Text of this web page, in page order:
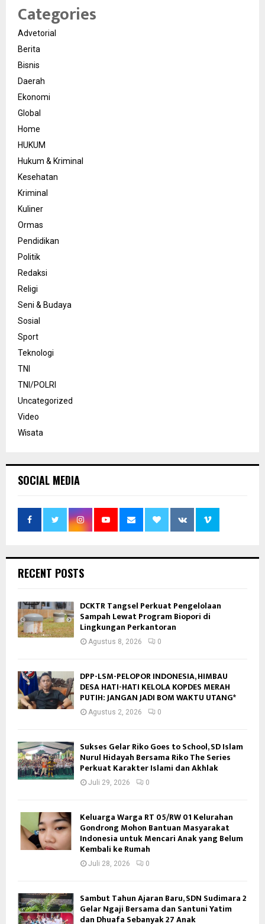
Categories
Advetorial
Berita
Bisnis
Daerah
Ekonomi
Global
Home
HUKUM
Hukum & Kriminal
Kesehatan
Kriminal
Kuliner
Ormas
Pendidikan
Politik
Redaksi
Religi
Seni & Budaya
Sosial
Sport
Teknologi
TNI
TNI/POLRI
Uncategorized
Video
Wisata
SOCIAL MEDIA
RECENT POSTS
DCKTR Tangsel Perkuat Pengelolaan
Sampah Lewat Program Biopori di
Lingkungan Perkantoran
Agustus 8, 2026 0
DPP-LSM-PELOPOR INDONESIA, HIMBAU
DESA HATI-HATI KELOLA KOPDES MERAH
PUTIH: JANGAN JADI BOM WAKTU UTANG*
Agustus 2, 2026 0
Sukses Gelar Riko Goes to School, SD Islam
Nurul Hidayah Bersama Riko The Series
Perkuat Karakter Islami dan Akhlak
Juli 29, 2026 0
Keluarga Warga RT 05/RW 01 Kelurahan
Gondrong Mohon Bantuan Masyarakat
Indonesia untuk Mencari Anak yang Belum
Kembali ke Rumah
Juli 28, 2026 0
Sambut Tahun Ajaran Baru, SDN Sudimara 2
Gelar Ngaji Bersama dan Santuni Yatim
dan Dhuafa Sebanyak 27 Anak